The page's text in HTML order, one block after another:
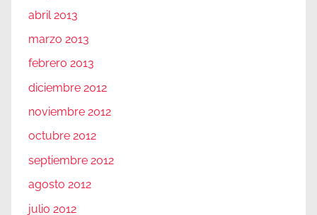
abril 2013
marzo 2013
febrero 2013
diciembre 2012
noviembre 2012
octubre 2012
septiembre 2012
agosto 2012
julio 2012